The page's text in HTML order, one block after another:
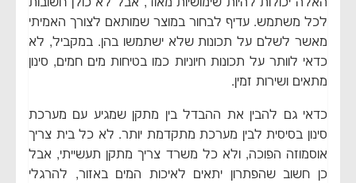
לכל משתמש. עדיף לבחור במוצר שמותאם לצורך האמיתי
מאשר לשלם על תכונות שלא ישתמשו בהן. במקביל, לא
כדאי לוותר על תכונות חיוניות כמו בטיחות מים חמים, סינון
מתאים ושירות זמין.
כדאי גם להבין את ההבדל בין מתקן שמגיע עם מערכת
סינון בסיסית לבין מערכת מתקדמת יותר. לא כל בית צריך
אוסמוזה הפוכה, ולא כל משרד צריך מתקן תעשייתי, אבל
כן חשוב שהפתרון יתאים לאיכות המים באזור, להרגלי